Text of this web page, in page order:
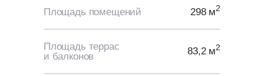
Площадь помещений 298 м2
Площадь террас
и балконов
83,2 м2